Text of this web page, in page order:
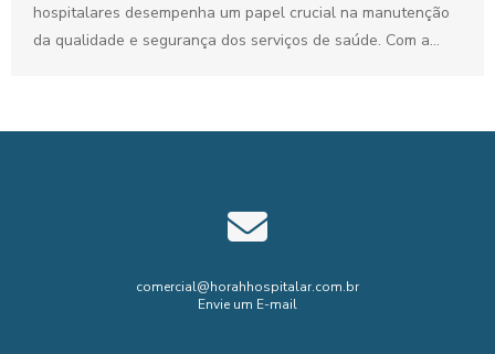
hospitalares desempenha um papel crucial na manutenção
da qualidade e segurança dos serviços de saúde. Com a
comercial@horahhospitalar.com.br
Envie um E-mail